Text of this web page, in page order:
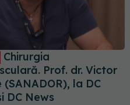
Chirurgia
Prof. dr. Victor
(SANADOR), la DC
DC News